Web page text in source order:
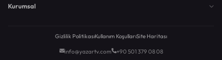
Kurumsal
Gizlilik PolitikasıKullanım KoşullarıSite Haritası
info@yazartv.com +90 501 379 08 08